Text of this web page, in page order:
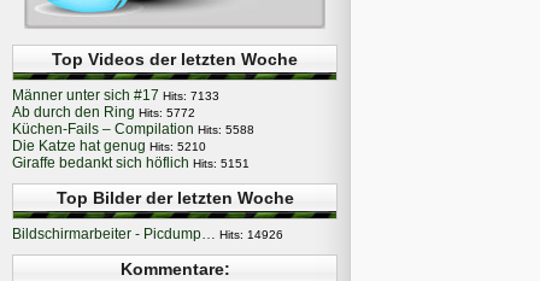
Top Videos der letzten Woche
Männer unter sich #17 Hits: 7133
Ab durch den Ring Hits: 5772
Küchen-Fails – Compilation Hits: 5588
Die Katze hat genug Hits: 5210
Giraffe bedankt sich höflich Hits: 5151
Top Bilder der letzten Woche
Bildschirmarbeiter - Picdump… Hits: 14926
Kommentare: